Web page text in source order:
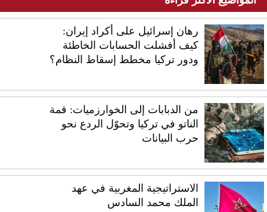
رهان إسرائيل على أكراد إيران:
كيف أفشلت الحسابات الخاطئة
ودور تركيا مخطط إسقاط النظام؟
من الدبابات إلى الخوارزميات: قمة
الناتو في تركيا وتحوّل الردع نحو
حرب البيانات
الاستراتيجية المغربية في عهد
الملك محمد السادس